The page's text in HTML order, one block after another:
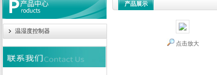
温湿度控制器
产品展示
点击放大